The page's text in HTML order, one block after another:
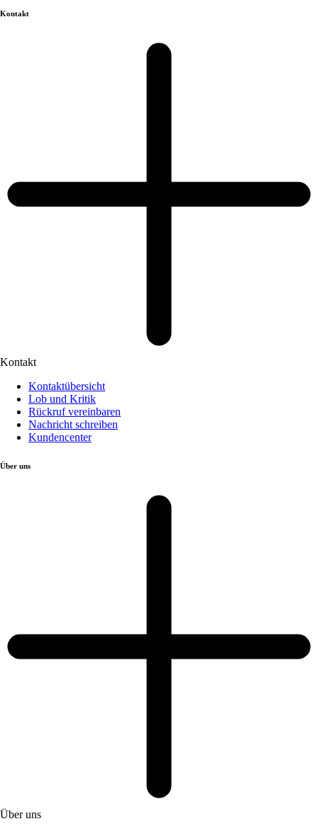
Kontakt
Kontakt
Kontaktübersicht
Lob und Kritik
Rückruf vereinbaren
Nachricht schreiben
Kundencenter
Über uns
Über uns